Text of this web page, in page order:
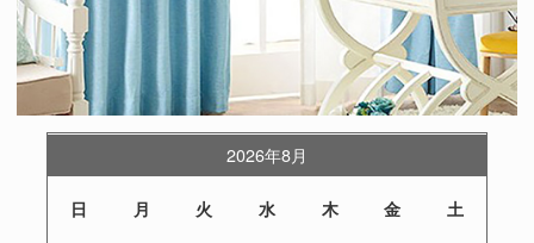
2026年8月
日 月 火 水 木 金 土